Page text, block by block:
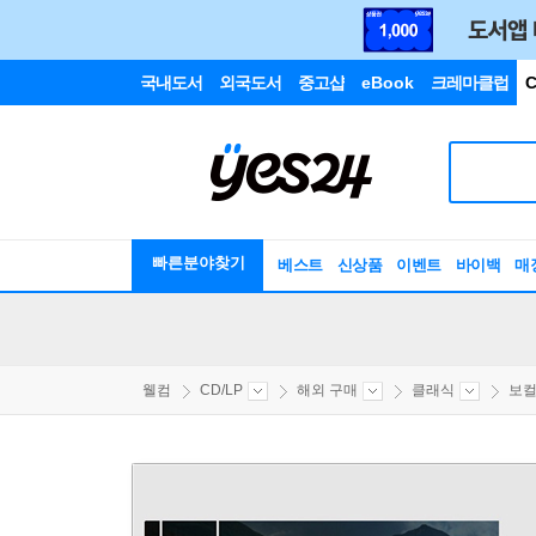
국내도서 외국도서 중고샵 eBook 크레마클럽
빠른분야찾기 베스트 신상품 이벤트 바이백 매
웰컴 CD/LP 해외 구매 클래식 보